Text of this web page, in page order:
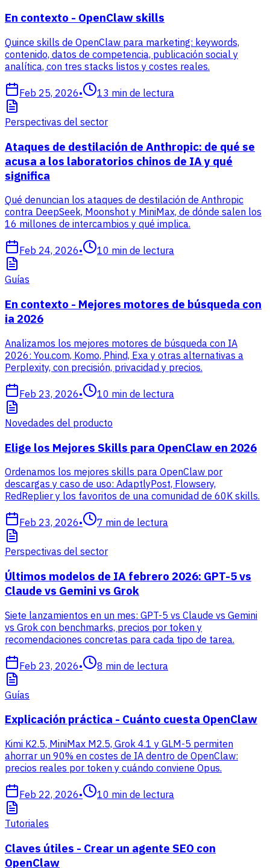
En contexto - OpenClaw skills
Quince skills de OpenClaw para marketing: keywords,
contenido, datos de competencia, publicación social y
analítica, con tres stacks listos y costes reales.
Feb 25, 2026• 13 min de lectura
Perspectivas del sector
Ataques de destilación de Anthropic: de qué se
acusa a los laboratorios chinos de IA y qué
significa
Qué denuncian los ataques de destilación de Anthropic
contra DeepSeek, Moonshot y MiniMax, de dónde salen los
16 millones de intercambios y qué implica.
Feb 24, 2026• 10 min de lectura
Guías
En contexto - Mejores motores de búsqueda con
ia 2026
Analizamos los mejores motores de búsqueda con IA
2026: You.com, Komo, Phind, Exa y otras alternativas a
Perplexity, con precisión, privacidad y precios.
Feb 23, 2026• 10 min de lectura
Novedades del producto
Elige los Mejores Skills para OpenClaw en 2026
Ordenamos los mejores skills para OpenClaw por
descargas y caso de uso: AdaptlyPost, Flowsery,
RedReplier y los favoritos de una comunidad de 60K skills.
Feb 23, 2026• 7 min de lectura
Perspectivas del sector
Últimos modelos de IA febrero 2026: GPT-5 vs
Claude vs Gemini vs Grok
Siete lanzamientos en un mes: GPT-5 vs Claude vs Gemini
vs Grok con benchmarks, precios por token y
recomendaciones concretas para cada tipo de tarea.
Feb 23, 2026• 8 min de lectura
Guías
Explicación práctica - Cuánto cuesta OpenClaw
Kimi K2.5, MiniMax M2.5, Grok 4.1 y GLM-5 permiten
ahorrar un 90% en costes de IA dentro de OpenClaw:
precios reales por token y cuándo conviene Opus.
Feb 22, 2026• 10 min de lectura
Tutoriales
Claves útiles - Crear un agente SEO con
OpenClaw